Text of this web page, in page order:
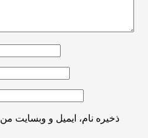
ذخیره نام، ایمیل و وبسایت